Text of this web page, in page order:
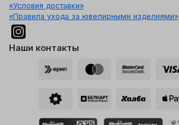
«Условия доставки»
«Правила ухода за ювелирными изделиями»
Наши контакты